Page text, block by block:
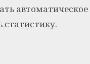
автоматическое
статистику.